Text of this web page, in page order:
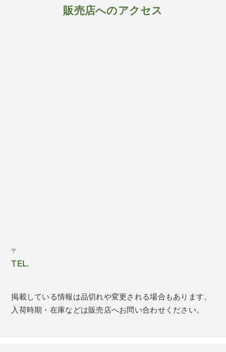
販売店へのアクセス
〒
TEL.
掲載している情報は品切れや変更される場合もあります。
入荷時期・在庫などは販売店へお問い合わせください。